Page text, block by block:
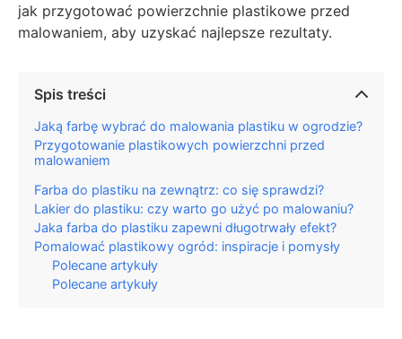
jak przygotować powierzchnie plastikowe przed
malowaniem, aby uzyskać najlepsze rezultaty.
Spis treści
Jaką farbę wybrać do malowania plastiku w ogrodzie?
Przygotowanie plastikowych powierzchni przed
malowaniem
Farba do plastiku na zewnątrz: co się sprawdzi?
Lakier do plastiku: czy warto go użyć po malowaniu?
Jaka farba do plastiku zapewni długotrwały efekt?
Pomalować plastikowy ogród: inspiracje i pomysły
Polecane artykuły
Polecane artykuły